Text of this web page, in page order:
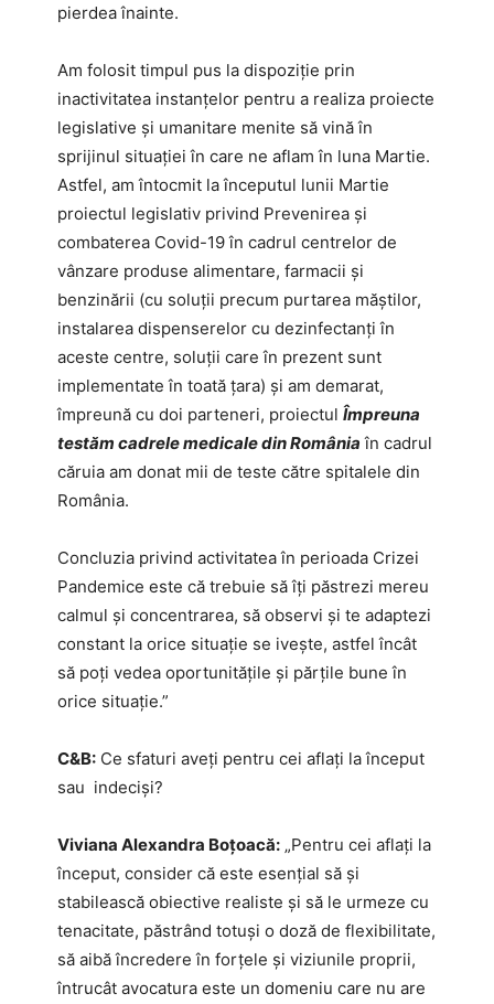
pierdea înainte.
Am folosit timpul pus la dispoziție prin
inactivitatea instanțelor pentru a realiza proiecte
legislative și umanitare menite să vină în
sprijinul situației în care ne aflam în luna Martie.
Astfel, am întocmit la începutul lunii Martie
proiectul legislativ privind Prevenirea și
combaterea Covid-19 în cadrul centrelor de
vânzare produse alimentare, farmacii și
benzinării (cu soluții precum purtarea măștilor,
instalarea dispenserelor cu dezinfectanți în
aceste centre, soluții care în prezent sunt
implementate în toată țara) și am demarat,
împreună cu doi parteneri, proiectul Împreuna
testăm cadrele medicale din România în cadrul
căruia am donat mii de teste către spitalele din
România.
Concluzia privind activitatea în perioada Crizei
Pandemice este că trebuie să îți păstrezi mereu
calmul și concentrarea, să observi și te adaptezi
constant la orice situație se ivește, astfel încât
să poți vedea oportunitățile și părțile bune în
orice situație.”
C&B: Ce sfaturi aveți pentru cei aflați la început
sau indeciși?
Viviana Alexandra Boțoacă: „Pentru cei aflați la
început, consider că este esențial să și
stabilească obiective realiste și să le urmeze cu
tenacitate, păstrând totuși o doză de flexibilitate,
să aibă încredere în forțele și viziunile proprii,
întrucât avocatura este un domeniu care nu are